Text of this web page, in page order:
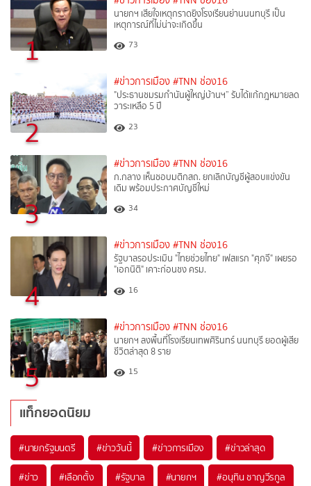
1
นายกฯ เสียใจเหตุกราดยิงโรงเรียนย่านนนทบุรี เป็น
เหตุการณ์ที่ไม่น่าจะเกิดขึ้น
73
2
#ข่าวการเมือง #TNN ช่อง16
"ประธานชมรมกำนันผู้ใหญ่บ้านฯ” รับได้แก้กฎหมายลด
วาระเหลือ 5 ปี
23
3
#ข่าวการเมือง #TNN ช่อง16
ก.กลาง เห็นชอบมติกสถ. ยกเลิกบัญชีผู้สอบแข่งขัน
เดิม พร้อมประกาศบัญชีใหม่
34
4
#ข่าวการเมือง #TNN ช่อง16
รัฐบาลรอประเมิน "ไทยช่วยไทย" เฟสแรก "ศุภจี" เผยรอ
"เอกนิติ" เคาะก่อนชง ครม.
16
5
#ข่าวการเมือง #TNN ช่อง16
นายกฯ ลงพื้นที่โรงเรียนเทพศิรินทร์ นนทบุรี ยอดผู้เสีย
ชีวิตล่าสุด 8 ราย
15
แท็กยอดนิยม
#นายกรัฐมนตรี #ข่าววันนี้ #ข่าวการเมือง #ข่าวล่าสุด
#ข่าว #เลือกตั้ง #รัฐบาล #นายกฯ #อนุทิน ชาญวีรกูล